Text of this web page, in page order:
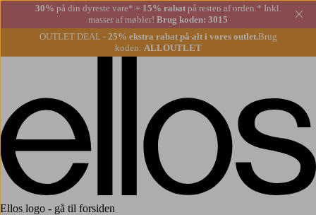
30% på din dyreste vare* + 15% rabatpå resten af orden.* Inkl.
masser af møbler! Brug koden: 3015
OUTLET DEAL - 25% ekstra rabat på alt i vores outlet.Brug
koden: ALLOUTLET
Ellos logo - gå til forsiden